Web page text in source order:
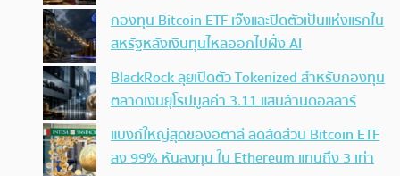
กองทุน Bitcoin ETF เจ๊งและปิดตัวเป็นแห่งแรกใน
สหรัฐหลังเงินทุนไหลออกไปฝั่ง AI
BlackRock ลุยเปิดตัว Tokenized สำหรับกองทุน
ตลาดเงินยุโรปมูลค่า 3.11 แสนล้านดอลลาร์
แบงก์ใหญ่สุดของอิตาลี ลดสัดส่วน Bitcoin ETF
ลง 99% หันลงทุน ใน Ethereum แทนถึง 3 เท่า